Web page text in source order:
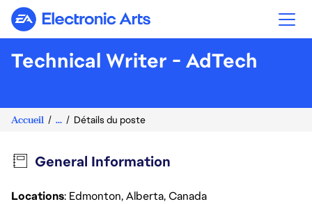
Electronic Arts
Technical Writer - AdTech
Accueil ... Détails du poste
General Information
Locations: Edmonton, Alberta, Canada